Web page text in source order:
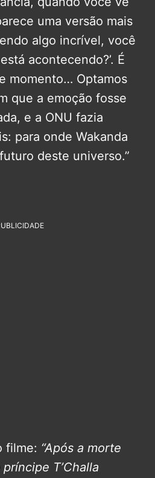
uma versão mais
algo incrível, você
acontecendo?’. É
momento… Optamos
que a emoção fosse
e a ONU fazia
para onde Wakanda
deste universo.”
filme: “Após a morte
T’Challa